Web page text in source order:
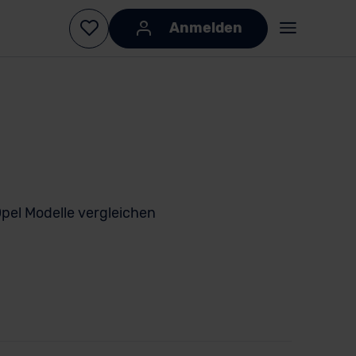
Anmelden
Modelle vergleichen